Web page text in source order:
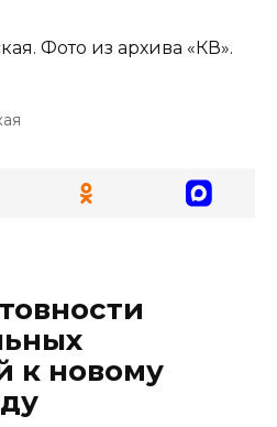
Фото из архива «КВ».
к новому